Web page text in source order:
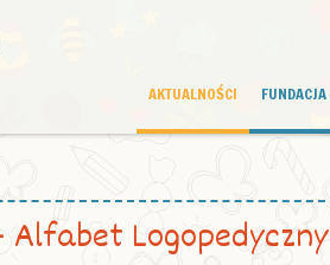
AKTUALNOŚCI FUNDACJA
Alfabet Logopedyczny